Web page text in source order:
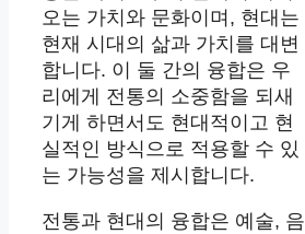
오는 가치와 문화이며, 현대는
현재 시대의 삶과 가치를 대변
합니다. 이 둘 간의 융합은 우
리에게 전통의 소중함을 되새
기게 하면서도 현대적이고 현
실적인 방식으로 적용할 수 있
는 가능성을 제시합니다.
전통과 현대의 융합은 예술, 음